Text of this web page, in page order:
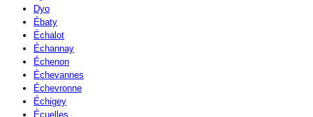
Dyo
Ébaty
Échalot
Échannay
Échenon
Échevannes
Échevronne
Échigey
Écuelles